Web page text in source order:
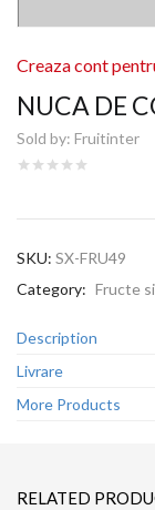
NUCA DE
Sold by: Fruitinter
Creaza cont
SKU: SX-FRU49
Category: Fructe
Description
Livrare
More Products
RELATED